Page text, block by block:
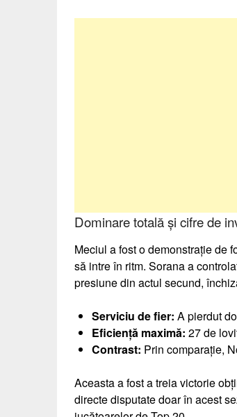
Dominare totală și cifre de
Meciul a fost o demonstrație de
să intre în ritm. Sorana a
presiune din actul secund,
Serviciu de fier: A pierdut
Eficiență maximă: 27 de
Contrast: Prin comparație,
Aceasta a fost a treia victorie
directe disputate doar în acest